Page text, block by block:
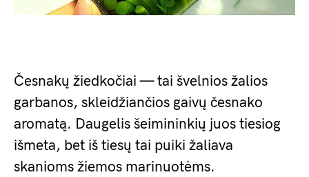
Česnakų žiedkočiai — tai švelnios žalios
garbanos, skleidžiančios gaivų česnako
aromatą. Daugelis šeimininkių juos tiesiog
išmeta, bet iš tiesų tai puiki žaliava
skanioms žiemos marinuotėms.